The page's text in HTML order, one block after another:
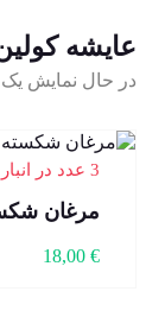
عایشه
در حال نمایش یک
3 عدد در انبار
مرغان
18,00 €